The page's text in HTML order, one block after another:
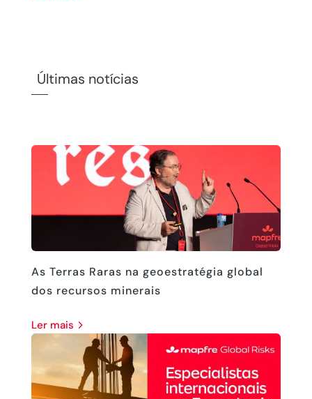
Últimas notícias
As Terras Raras na geoestratégia global
dos recursos minerais
ler mais